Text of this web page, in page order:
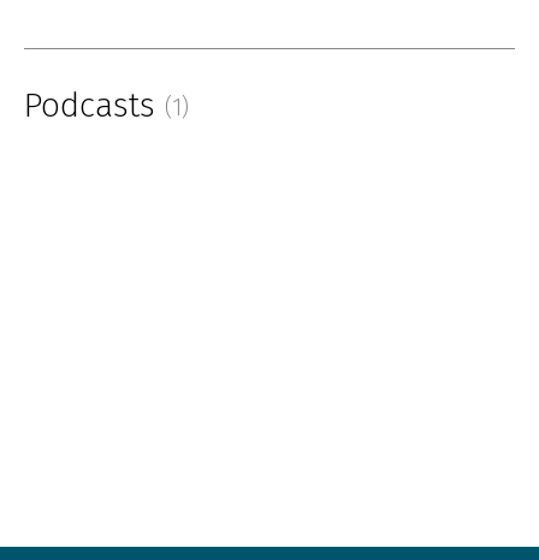
Podcasts (1)